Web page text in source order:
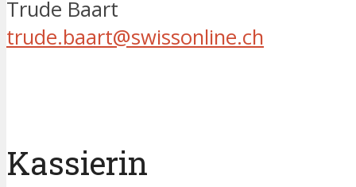
Trude Baart
trude.baart@swissonline.ch
Kassierin